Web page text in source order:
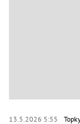
13.5.2026 5:55